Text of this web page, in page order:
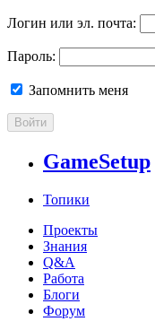
Логин или эл. почта:
Пароль:
Запомнить меня
Войти
GameSetup
Топики
Проекты
Знания
Q&A
Работа
Блоги
Форум